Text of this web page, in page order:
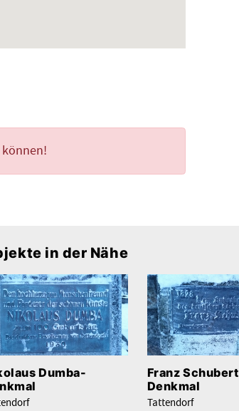
in der Nähe
Dumba-
Franz Schubert
Denkmal
Tattendorf